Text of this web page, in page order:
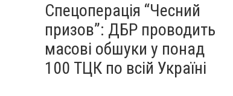
Спецоперація “Чесний
призов”: ДБР проводить
масові обшуки у понад
100 ТЦК по всій Україні